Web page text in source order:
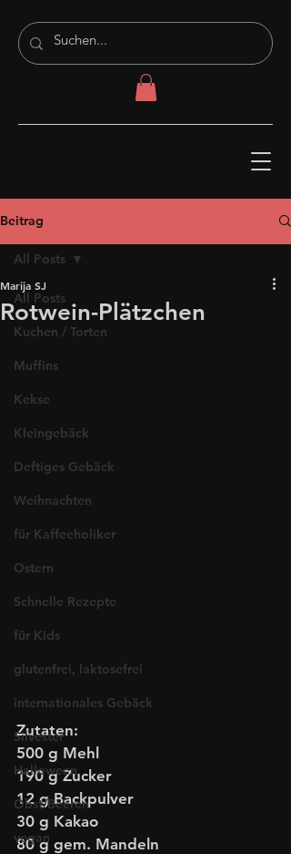
Beitrag
All Posts
Kuchen / Torten
Muffins
Kekse
Kleingebäck
Deftiges Gebäck
Weihnachten
für Kaffeeholiker
Ostern
Schnelle Rezepte
für Kids
glutenfrei, laktosefrei
internationales Gebäck
Silvester
Halloween
Obst/Beeren
vegan
All Posts
Rotwein-Plätzchen
Marija SJ
Zutaten:
500 g Mehl
190 g Zucker
12 g Backpulver
30 g Kakao
80 g gem. Mandeln